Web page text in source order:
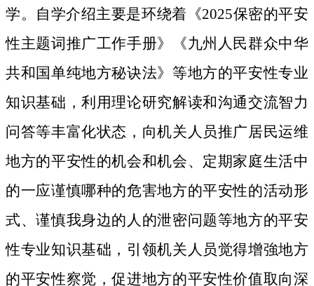
学。自学介绍主要是环绕着《2025保密的平安
性主题词推广工作手册》《九州人民群众中华
共和国单纯地方秘诀法》等地方的平安性专业
知识基础，利用理论研究解读和沟通交流智力
问答等丰富化状态，向机关人员推广居民运维
地方的平安性的机会和机会、定期家庭生活中
的一应谨慎哪种的危害地方的平安性的活动形
式、谨慎我身边的人的泄密问题等地方的平安
性专业知识基础，引领机关人员觉得增強地方
的平安性察觉，促进地方的平安性价值取向深